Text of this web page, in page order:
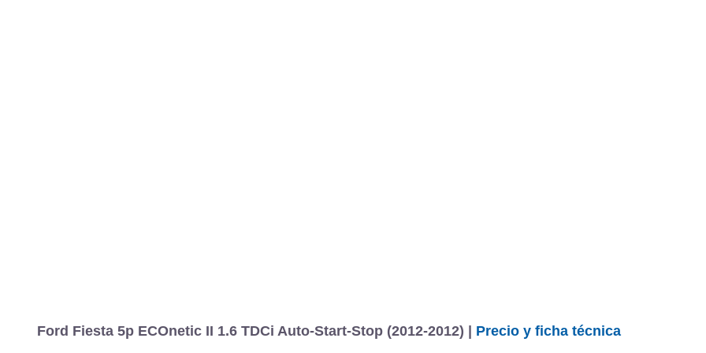
Ford Fiesta 5p ECOnetic II 1.6 TDCi Auto-Start-Stop (2012-2012) | Precio y ficha técnica